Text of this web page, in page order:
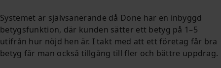
Systemet är självsanerande då Done har en inbyggd
betygsfunktion, där kunden sätter ett betyg på 1–5
utifrån hur nöjd hen är. I takt med att ett företag får bra
betyg får man också tillgång till fler och bättre uppdrag.